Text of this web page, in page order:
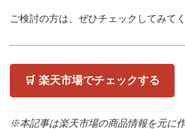
ご検討の方は、ぜひチェックしてみて
🛒 楽天市場でチェックする
※本記事は楽天市場の商品情報を元に作